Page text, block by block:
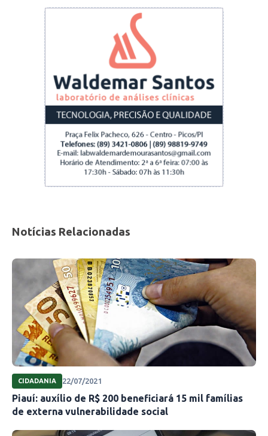
Notícias Relacionadas
CIDADANIA 22/07/2021
Piauí: auxílio de R$ 200 beneficiará 15 mil famílias
de externa vulnerabilidade social